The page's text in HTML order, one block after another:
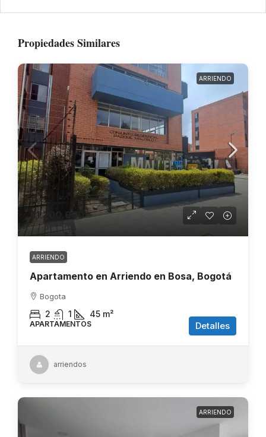
Propiedades Similares
ARRIENDO
$1.200.000
ARRIENDO
Apartamento en Arriendo en Bosa, Bogotá
Bogota
2 1 45 m²
APARTAMENTOS Detalles
arriendos
ARRIENDO